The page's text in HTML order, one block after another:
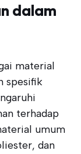
dalam
material
spesifik
terhadap
umum
dan